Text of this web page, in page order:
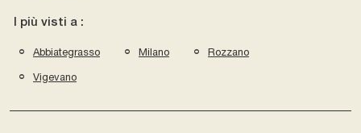
I più visti a :
Abbiategrasso Milano Rozzano
Vigevano